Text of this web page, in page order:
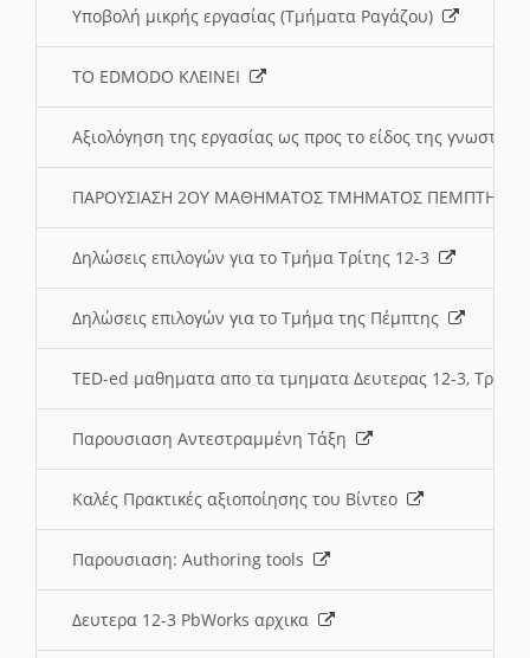
Υποβολή μικρής εργασίας (Τμήματα Ραγάζου)
ΤΟ EDMODO ΚΛΕΙΝΕΙ
Αξιολόγηση της εργασίας ως προς το είδος της
ΠΑΡΟΥΣΙΑΣΗ 2ΟΥ ΜΑΘΗΜΑΤΟΣ ΤΜΗΜΑΤΟΣ
Δηλώσεις επιλογών για το Τμήμα Τρίτης 12-3
Δηλώσεις επιλογών για το Τμήμα της Πέμπτης
TED-ed μαθηματα απο τα τμηματα Δευτερας 12-3,
Παρουσιαση Αντεστραμμένη Τάξη
Καλές Πρακτικές αξιοποίησης του Βίντεο
Παρουσιαση: Authoring tools
Δευτερα 12-3 PbWorks αρχικα